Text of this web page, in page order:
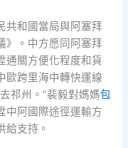
共和國當局與阿塞拜
》。中方愿同阿塞拜
通關方便化程度和貨
歐跨里海中轉快運線
祁州。”裴毅對媽媽包
中阿國際途徑運輸方
給支持。